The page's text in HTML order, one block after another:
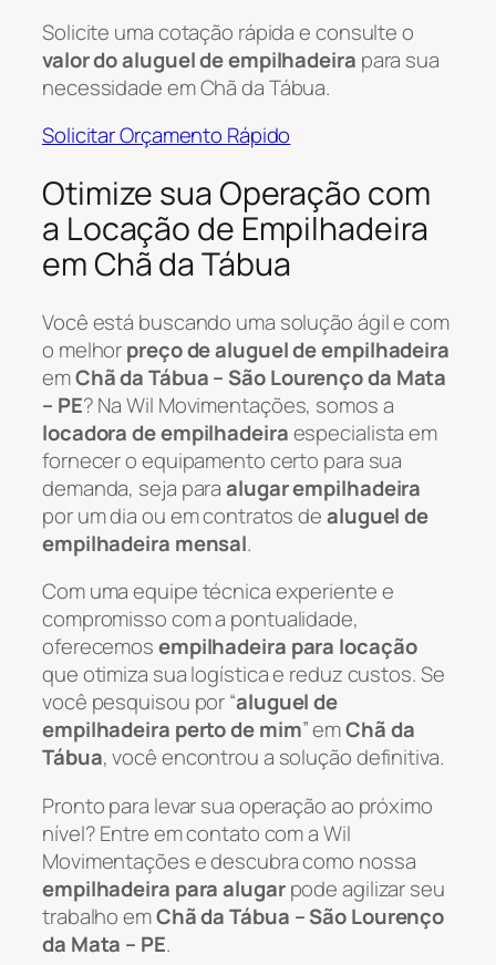
Solicite uma cotação rápida e consulte o
valor do aluguel de empilhadeira para sua
necessidade em Chã da Tábua.
Solicitar Orçamento Rápido
Otimize sua Operação com
a Locação de Empilhadeira
em Chã da Tábua
Você está buscando uma solução ágil e com
o melhorpreço de aluguel de empilhadeira
emChã da Tábua – São Lourenço da Mata
– PE? Na Wil Movimentações, somos a
locadora de empilhadeiraespecialista em
fornecer o equipamento certo para sua
demanda, seja paraalugar empilhadeira
por um dia ou em contratos dealuguel de
empilhadeira mensal.
Com uma equipe técnica experiente e
compromisso com a pontualidade,
oferecemosempilhadeira para locação
que otimiza sua logística e reduz custos. Se
você pesquisou por “aluguel de
empilhadeira perto de mim” emChã da
Tábua, você encontrou a solução definitiva.
Pronto para levar sua operação ao próximo
nível? Entre em contato com a Wil
Movimentações e descubra como nossa
empilhadeira para alugarpode agilizar seu
trabalho emChã da Tábua – São Lourenço
da Mata – PE.